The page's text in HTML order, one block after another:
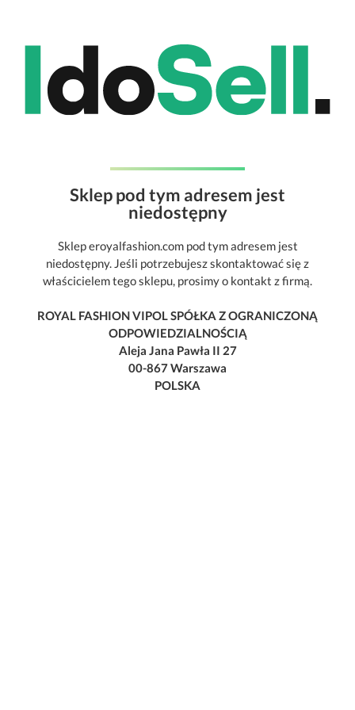
Sklep pod tym adresem jest
niedostępny
Sklep eroyalfashion.com pod tym adresem jest
niedostępny. Jeśli potrzebujesz skontaktować się z
właścicielem tego sklepu, prosimy o kontakt z firmą.
ROYAL FASHION VIPOL SPÓŁKA Z OGRANICZONĄ
ODPOWIEDZIALNOŚCIĄ
Aleja Jana Pawła II 27
00-867 Warszawa
POLSKA